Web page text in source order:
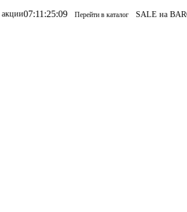
:25:09 Перейти в каталог SALE на BAROCCOSALE